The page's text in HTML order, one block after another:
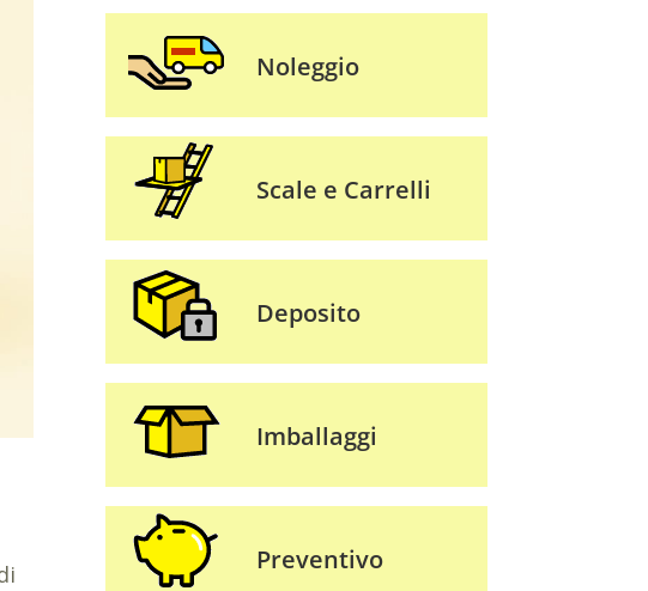
Noleggio
Scale e Carrelli
Deposito
Imballaggi
Preventivo